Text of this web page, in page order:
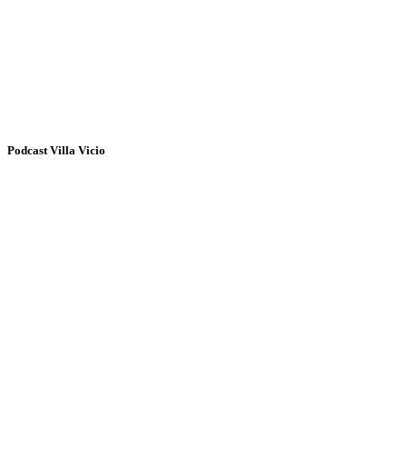
Podcast Villa Vicio